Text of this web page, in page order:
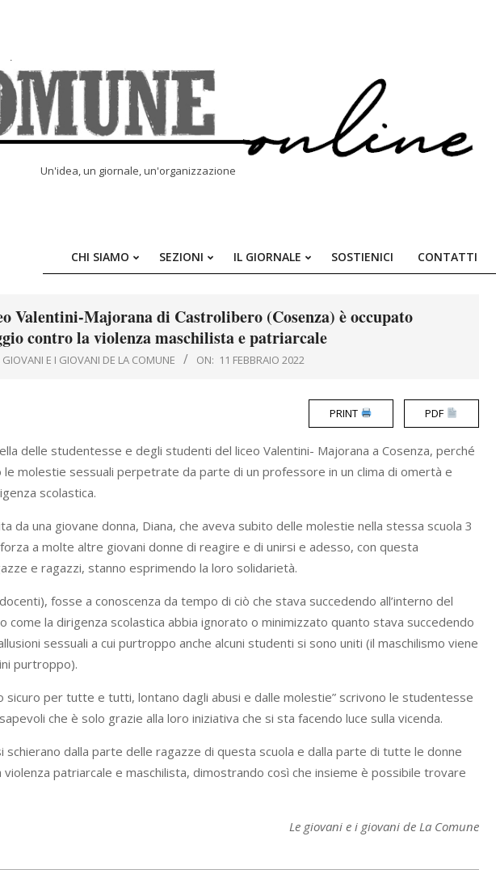
Un'idea, un giornale, un'organizzazione
Primary
Menu
CHI SIAMO SEZIONI IL GIORNALE SOSTIENICI CONTATTI
Valentini-Majorana di Castrolibero (Cosenza) è occupato
contro la violenza maschilista e patriarcale
GIOVANI E I GIOVANI DE LA COMUNE ON: 11 FEBBRAIO 2022
PRINT PDF
delle studentesse e degli studenti del liceo Valentini- Majorana a Cosenza, perché
molestie sessuali perpetrate da parte di un professore in un clima di omertà e
scolastica.
da una giovane donna, Diana, che aveva subito delle molestie nella stessa scuola 3
a molte altre giovani donne di reagire e di unirsi e adesso, con questa
e ragazzi, stanno esprimendo la loro solidarietà.
fosse a conoscenza da tempo di ciò che stava succedendo all’interno del
come la dirigenza scolastica abbia ignorato o minimizzato quanto stava succedendo
sessuali a cui purtroppo anche alcuni studenti si sono uniti (il maschilismo viene
purtroppo).
sicuro per tutte e tutti, lontano dagli abusi e dalle molestie” scrivono le studentesse
che è solo grazie alla loro iniziativa che si sta facendo luce sulla vicenda.
schierano dalla parte delle ragazze di questa scuola e dalla parte di tutte le donne
patriarcale e maschilista, dimostrando così che insieme è possibile trovare
Le giovani e i giovani de La Comune